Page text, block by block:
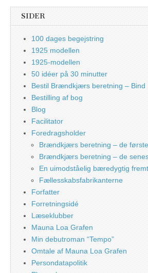
SIDER
100 dages begejstring
1925 modellen
1925-modellen
50 idéer på 30 minutter
Bestil Brændkjærs beretning – Bind
Bestilling af bog
Blog
Facilitator
Foredragsholder
Brændkjærs beretning – de
Brændkjærs beretning – de
En uimodståelig bæredygtig
Fællesskabsfabrikanterne
Forfatter
Forretningsidé
Læseklubber
Mauna Loa Grafen
Min debutroman “Tempo”
Omtale af Mauna Loa Grafen
Persondatapolitik